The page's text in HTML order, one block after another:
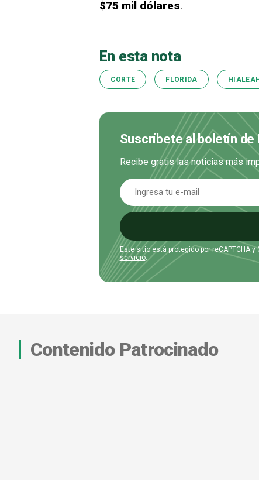
$75 mil dólares.
En esta nota
CORTE FLORIDA HIALEAH
Suscríbete al boletín de
Recibe gratis las noticias más
Este sitio está protegido por reCAPTCHA y
servicio.
Contenido Patrocinado